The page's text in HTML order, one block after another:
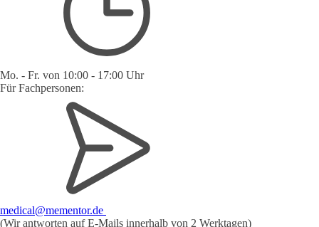
Mo. - Fr. von 10:00 - 17:00 Uhr
Für Fachpersonen:
medical@mementor.de
(Wir antworten auf E-Mails innerhalb von 2 Werktagen)